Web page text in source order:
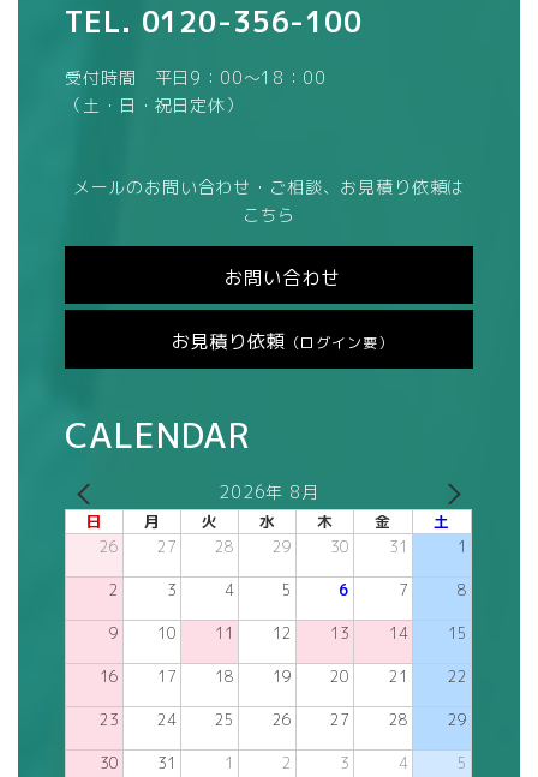
TEL. 0120-356-100
受付時間 平日9：00～18：00
（土・日・祝日定休）
メールのお問い合わせ・ご相談、お見積り依頼は
こちら
お問い合わせ
お見積り依頼 （ログイン要）
CALENDAR
2026年 8月
日 月 火 水 木 金 土
26 27 28 29 30 31 1
2 3 4 5 6 7 8
9 10 11 12 13 14 15
16 17 18 19 20 21 22
23 24 25 26 27 28 29
30 31 1 2 3 4 5